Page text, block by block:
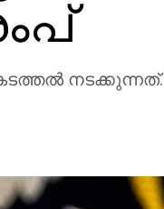
നടക്കുന്നത്.